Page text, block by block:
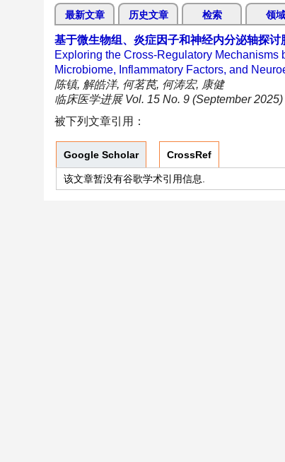
最新文章 历史文章 检索 领域
基于微生物组、炎症因子和神经内分泌轴探
Exploring the Cross-Regulatory
Microbiome, Inflammatory Factors, and
陈镇, 解皓洋, 何茗苠, 何涛宏, 康健
临床医学进展 Vol. 15 No. 9 (September 2025)
被下列文章引用：
Google Scholar CrossRef
该文章暂没有谷歌学术引用信息.